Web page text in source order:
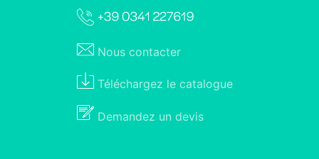
Nous contacter
Téléchargez le catalogue
Demandez un devis